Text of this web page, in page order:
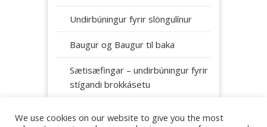
Undirbúningur fyrir slöngulínur
Baugur og Baugur til baka
Sætisæfingar – undirbúningur fyrir
stígandi brokkásetu
We use cookies on our website to give you the most